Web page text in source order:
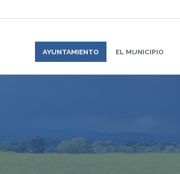
AYUNTAMIENTO EL MUNICIPIO